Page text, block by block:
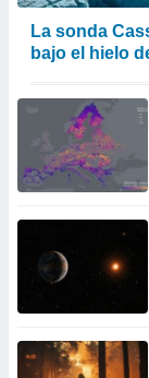
La sonda
bajo el hielo